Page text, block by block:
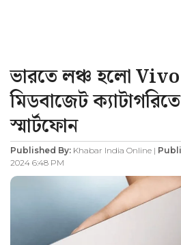
ভারতে লঞ্চ হলো
মিডবাজেট ক্যাটাগরিতে
স্মার্টফোন
Published By: Khabar India Online |
2024 6:48 PM